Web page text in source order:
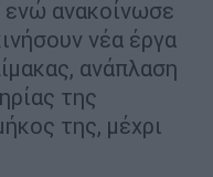
ενώ ανακοίνωσε
νέα έργα
ανάπλαση
της
της, μέχρι